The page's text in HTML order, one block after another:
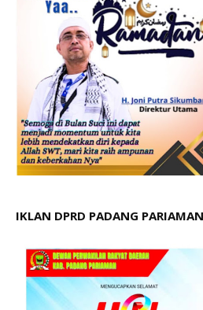
IKLAN DPRD PADANG PARIAMAN